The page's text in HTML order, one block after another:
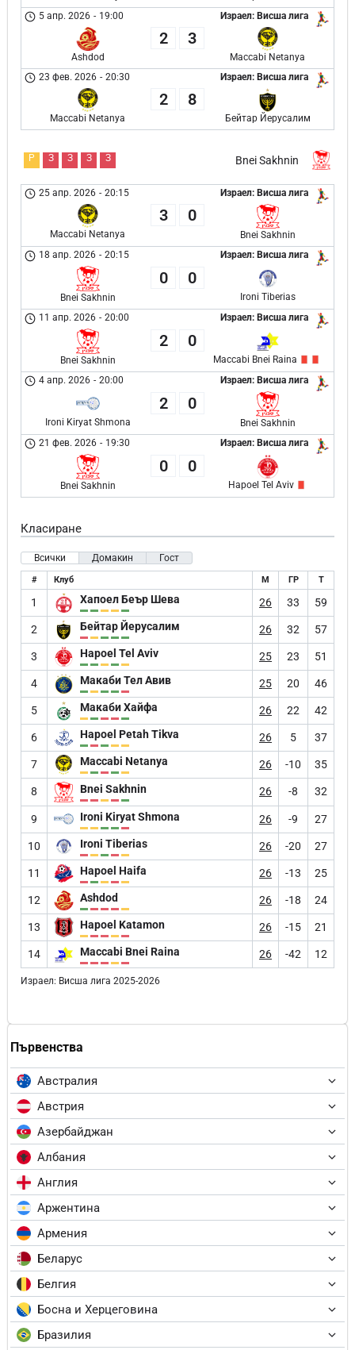
Първенства
Австралия
Австрия
Азербайджан
Албания
Англия
Аржентина
Армения
Беларус
Белгия
Босна и Херцеговина
Бразилия
Израел: Висша лига
5 апр. 2026 - 19:00
Ashdod
2 3
Maccabi Netanya
Израел: Висша лига
23 фев. 2026 - 20:30
Maccabi Netanya
2 8
Бейтар Йерусалим
Bnei Sakhnin
Р З З З З
Израел: Висша лига
25 апр. 2026 - 20:15
Maccabi Netanya
3 0
Bnei Sakhnin
Израел: Висша лига
18 апр. 2026 - 20:15
Bnei Sakhnin
0 0
Ironi Tiberias
Израел: Висша лига
11 апр. 2026 - 20:00
Bnei Sakhnin
2 0
Maccabi Bnei Raina
Израел: Висша лига
4 апр. 2026 - 20:00
Ironi Kiryat Shmona
2 0
Bnei Sakhnin
Израел: Висша лига
21 фев. 2026 - 19:30
Bnei Sakhnin
0 0
Hapoel Tel Aviv
Класиране
Всички Домакин Гост
# Клуб М ГР Т
1 Хапоел Беър Шева 26 33 59
2 Бейтар Йерусалим 26 32 57
3 Hapoel Tel Aviv 25 23 51
4 Макаби Тел Авив 25 20 46
5 Макаби Хайфа 26 22 42
6 Hapoel Petah Tikva 26 5 37
7 Maccabi Netanya 26 -10 35
8 Bnei Sakhnin 26 -8 32
9 Ironi Kiryat Shmona 26 -9 27
10 Ironi Tiberias 26 -20 27
11 Hapoel Haifa 26 -13 25
12 Ashdod 26 -18 24
13 Hapoel Katamon 26 -15 21
14 Maccabi Bnei Raina 26 -42 12
Израел: Висша лига 2025-2026